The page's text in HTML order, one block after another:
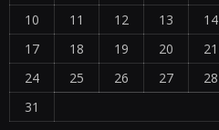
10
11 12 13 14
17
18 19 20 21
24
25 26 27 28
31